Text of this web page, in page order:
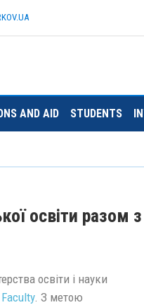
UA
AND AID STUDENTS
освіти разом
освіти і науки
. З метою